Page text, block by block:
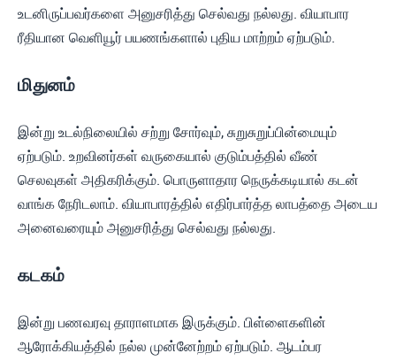
உடனிருப்பவர்களை அனுசரித்து செல்வது நல்லது. வியாபார
ரீதியான வெளியூர் பயணங்களால் புதிய மாற்றம் ஏற்படும்.
மிதுனம்
இன்று உடல்நிலையில் சற்று சோர்வும், சுறுசுறுப்பின்மையும்
ஏற்படும். உறவினர்கள் வருகையால் குடும்பத்தில் வீண்
செலவுகள் அதிகரிக்கும். பொருளாதார நெருக்கடியால் கடன்
வாங்க நேரிடலாம். வியாபாரத்தில் எதிர்பார்த்த லாபத்தை அடைய
அனைவரையும் அனுசரித்து செல்வது நல்லது.
கடகம்
இன்று பணவரவு தாராளமாக இருக்கும். பிள்ளைகளின்
ஆரோக்கியத்தில் நல்ல முன்னேற்றம் ஏற்படும். ஆடம்பர